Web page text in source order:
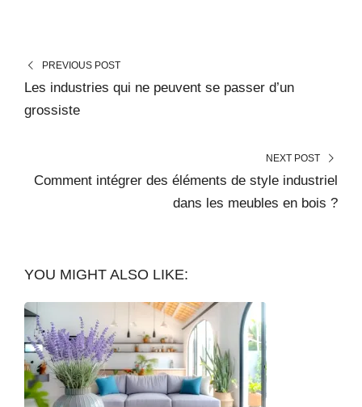
PREVIOUS POST
Les industries qui ne peuvent se passer d’un
grossiste
NEXT POST
Comment intégrer des éléments de style industriel
dans les meubles en bois ?
YOU MIGHT ALSO LIKE: